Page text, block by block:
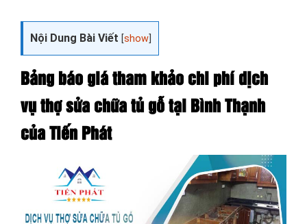
Nội Dung Bài Viết [show
Bảng báo giá tham khảo chi phí dịch
vụ thợ sửa chữa tủ gỗ tại Bình Thạnh
của Tiến Phát